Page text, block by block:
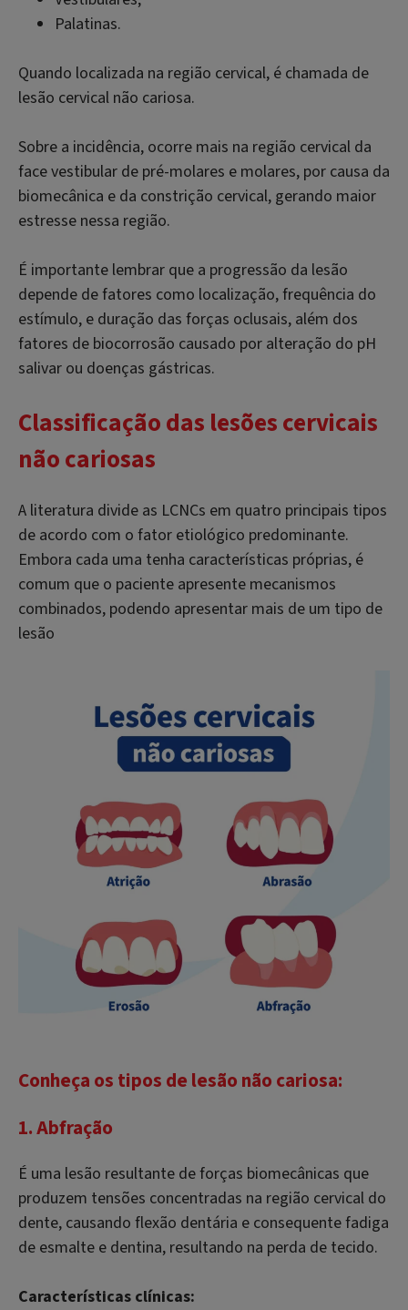
Palatinas.
Quando localizada na região cervical, é chamada de
lesão cervical não cariosa.
Sobre a incidência, ocorre mais na região cervical da
face vestibular de pré-molares e molares, por causa da
biomecânica e da constrição cervical, gerando maior
estresse nessa região.
É importante lembrar que a progressão da lesão
depende de fatores como localização, frequência do
estímulo, e duração das forças oclusais, além dos
fatores de biocorrosão causado por alteração do pH
salivar ou doenças gástricas.
Classificação das lesões cervicais
não cariosas
A literatura divide as LCNCs em quatro principais tipos
de acordo com o fator etiológico predominante.
Embora cada uma tenha características próprias, é
comum que o paciente apresente mecanismos
combinados, podendo apresentar mais de um tipo de
lesão
Conheça os tipos de lesão não cariosa:
1. Abfração
É uma lesão resultante de forças biomecânicas que
produzem tensões concentradas na região cervical do
dente, causando flexão dentária e consequente fadiga
de esmalte e dentina, resultando na perda de tecido.
Características clínicas: